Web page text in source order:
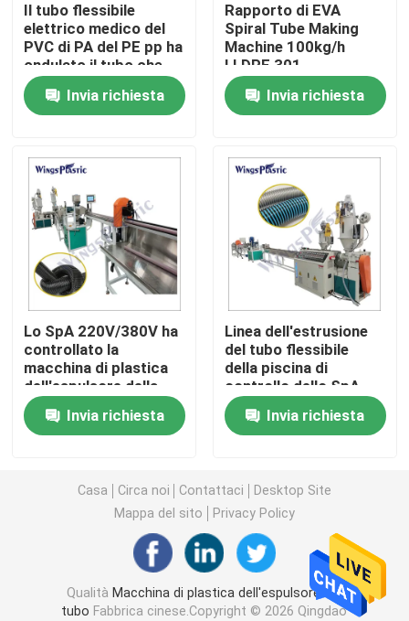
Macchina di plastica dell'espulsore del tubo
Linea di plastica dell'estrusione del tubo
Macchina dell'espulsore del tubo dell'HDPE
Macchina dell'espulsore del tubo del PVC
Linea di produzione del tubo di PPR
Macchina dell'espulsore del tubo del PE
Macchina ondulata dell'espulsore del tubo
Macchina dell'estrusione della banda dell'ANIMALE
I pp attaccano la linea di produzione
Macchina di plastica dell'espulsore di strato
Il tubo flessibile
elettrico medico del
PVC di PA del PE pp ha
ondulato il tubo che
rende la macchina a
parete semplice
Invia richiesta
Rapporto di EVA
Spiral Tube Making
Machine 100kg/h
LLDPE 301
Invia richiesta
Lo SpA 220V/380V ha
controllato la
macchina di plastica
dell'espulsore della
metropolitana con il
raffreddamento ad
acqua/dell'aria
Invia richiesta
Linea dell'estrusione
del tubo flessibile
della piscina di
controllo dello SpA
con il materiale di EVA
LLDPEInvia richiesta
Casa Circa noi Contattaci
Desktop Site
Mappa del sito
Privacy Policy
Qualità Macchina di plastica dell'espulsore del
tubo Fabbrica cinese.Copyright © 2026 Qingdao